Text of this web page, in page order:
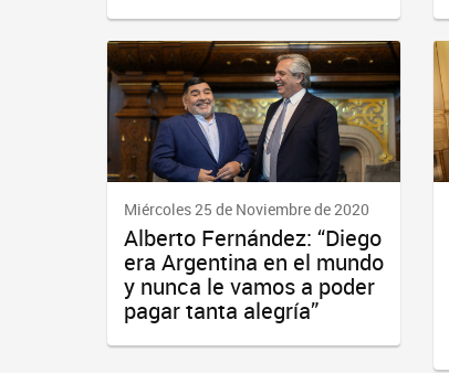
Miércoles 25 de Noviembre de 2020
Alberto Fernández: “Diego
era Argentina en el mundo
y nunca le vamos a poder
pagar tanta alegría”